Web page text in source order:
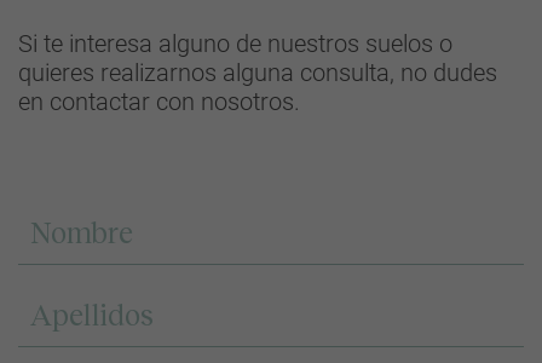
Si te interesa alguno de nuestros suelos o
quieres realizarnos alguna consulta, no dudes
en contactar con nosotros.